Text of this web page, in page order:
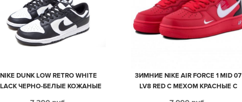
NIKE DUNK LOW RETRO WHITE
ЧЕРНО-БЕЛЫЕ КОЖАНЫЕ
ЗИМНИЕ NIKE AIR FORCE 1 MID 07
LV8 RED С МЕХОМ КРАСНЫЕ С